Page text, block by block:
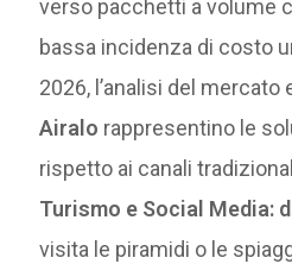
verso pacchetti a volume
bassa incidenza di costo
2026, l’analisi del
Airalo rappresentino le
rispetto ai canali
Turismo e Social Media:
visita le piramidi o le